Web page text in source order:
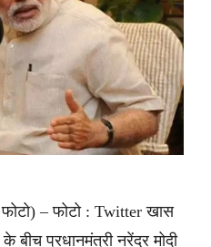
फोटो) – फोटो : Twitter खास
बीच प्रधानमंत्री नरेंद्र मोदी